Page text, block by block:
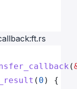
(
( 0 ) {